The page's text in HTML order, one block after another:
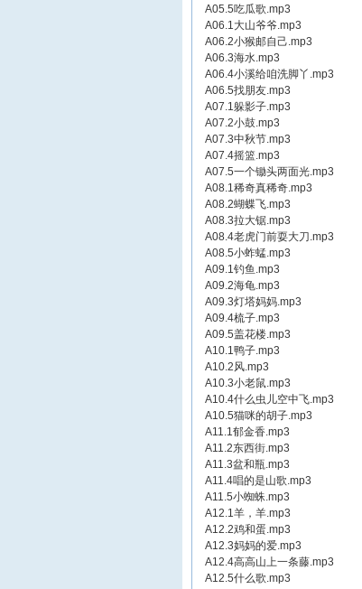
A05.5吃瓜歌.mp3
A06.1大山爷爷.mp3
A06.2小猴邮自己.mp3
A06.3海水.mp3
A06.4小溪给咱洗脚丫.mp3
A06.5找朋友.mp3
A07.1躲影子.mp3
A07.2小鼓.mp3
A07.3中秋节.mp3
A07.4摇篮.mp3
A07.5一个锄头两面光.mp3
A08.1稀奇真稀奇.mp3
A08.2蝴蝶飞.mp3
A08.3拉大锯.mp3
A08.4老虎门前耍大刀.mp3
A08.5小蚱蜢.mp3
A09.1钓鱼.mp3
A09.2海龟.mp3
A09.3灯塔妈妈.mp3
A09.4梳子.mp3
A09.5盖花楼.mp3
A10.1鸭子.mp3
A10.2风.mp3
A10.3小老鼠.mp3
A10.4什么虫儿空中飞.mp3
A10.5猫咪的胡子.mp3
A11.1郁金香.mp3
A11.2东西街.mp3
A11.3盆和瓶.mp3
A11.4唱的是山歌.mp3
A11.5小蜘蛛.mp3
A12.1羊，羊.mp3
A12.2鸡和蛋.mp3
A12.3妈妈的爱.mp3
A12.4高高山上一条藤.mp3
A12.5什么歌.mp3